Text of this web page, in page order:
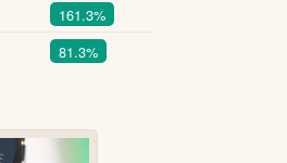
161.3%
81.3%